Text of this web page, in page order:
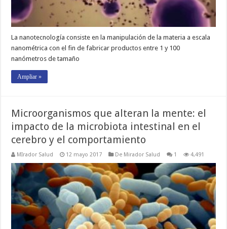
La nanotecnología consiste en la manipulación de la materia a escala
nanométrica con el fin de fabricar productos entre 1 y 100
nanómetros de tamaño
Ampliar »
Microorganismos que alteran la mente: el
impacto de la microbiota intestinal en el
cerebro y el comportamiento
MIrador Salud 12 mayo 2017 De Mirador Salud 1 4,491